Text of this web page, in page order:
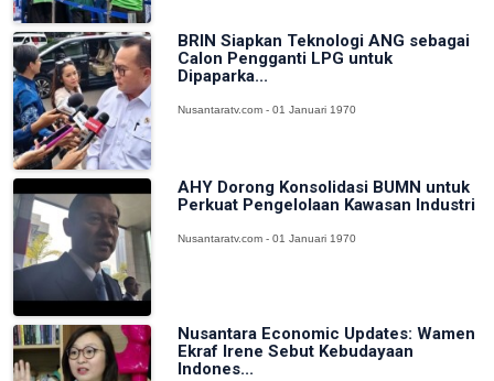
BRIN Siapkan Teknologi ANG sebagai
Calon Pengganti LPG untuk
Dipaparka...
Nusantaratv.com - 01 Januari 1970
AHY Dorong Konsolidasi BUMN untuk
Perkuat Pengelolaan Kawasan Industri
Nusantaratv.com - 01 Januari 1970
Nusantara Economic Updates: Wamen
Ekraf Irene Sebut Kebudayaan
Indones...